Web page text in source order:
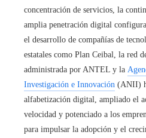
concentración de servicios, la
amplia penetración digital
el desarrollo de compañías de
estatales como Plan Ceibal, la red
administrada por ANTEL y la
Investigación e Innovación (ANII)
alfabetización digital, ampliado el
velocidad y potenciado a los
para impulsar la adopción y el